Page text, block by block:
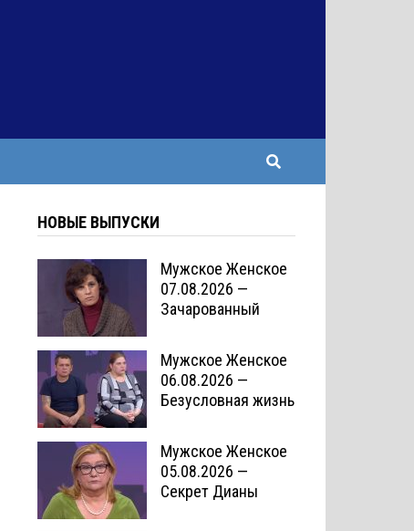
НОВЫЕ ВЫПУСКИ
Мужское Женское
07.08.2026 —
Зачарованный
Мужское Женское
06.08.2026 —
Безусловная жизнь
Мужское Женское
05.08.2026 —
Секрет Дианы